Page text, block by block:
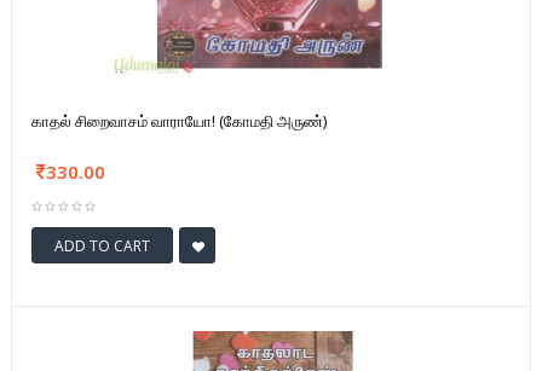
காதல் சிறைவாசம் வாராயோ! (கோமதி அருண்)
330.00
ADD TO CART